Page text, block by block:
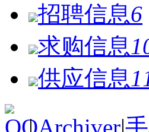
招聘信息6
求购信息
供应信息
| Archiver|